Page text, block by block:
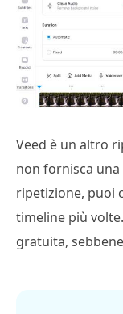
Veed è un altro
non fornisca
ripetizione, puoi
timeline più
gratuita,